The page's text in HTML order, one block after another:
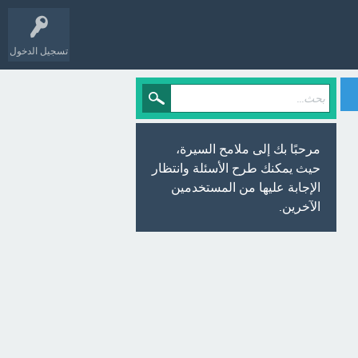
تسجيل الدخول
مرحبًا بك إلى ملامح السيرة،
حيث يمكنك طرح الأسئلة وانتظار
الإجابة عليها من المستخدمين
الآخرين.